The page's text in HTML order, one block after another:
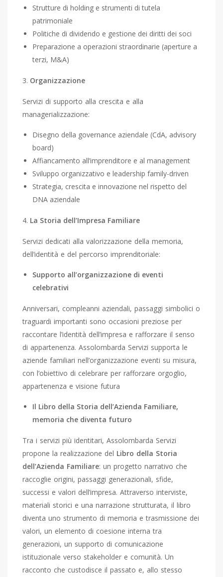
Strutture di holding e strumenti di tutela
patrimoniale
Politiche di dividendo e gestione dei diritti dei soci
Preparazione a operazioni straordinarie (aperture a
terzi, M&A)
Organizzazione
Servizi di supporto alla crescita e alla
managerializzazione:
Disegno della governance aziendale (CdA, advisory
board)
Affiancamento all’imprenditore e al management
Sviluppo organizzativo e leadership family-driven
Strategia, crescita e innovazione nel rispetto del
DNA aziendale
La Storia dell’Impresa Familiare
Servizi dedicati alla valorizzazione della memoria,
dell’identità e del percorso imprenditoriale:
Supporto all’organizzazione di eventi
celebrativi
Anniversari, compleanni aziendali, passaggi simbolici o
traguardi importanti sono occasioni preziose per
raccontare l’identità dell’impresa e rafforzare il senso
di appartenenza. Assolombarda Servizi supporta le
aziende familiari nell’organizzazione eventi su misura,
con l’obiettivo di celebrare per rafforzare orgoglio,
appartenenza e visione futura
Il Libro della Storia dell’Azienda Familiare,
memoria che diventa futuro
Tra i servizi più identitari, Assolombarda Servizi
propone la realizzazione del Libro della Storia
dell’Azienda Familiare: un progetto narrativo che
raccoglie origini, passaggi generazionali, sfide,
successi e valori dell’impresa. Attraverso interviste,
materiali storici e una narrazione strutturata, il libro
diventa uno strumento di memoria e trasmissione dei
valori, un elemento di coesione interna tra
generazioni, un supporto di comunicazione
istituzionale verso stakeholder e comunità. Un
racconto che custodisce il passato e, allo stesso